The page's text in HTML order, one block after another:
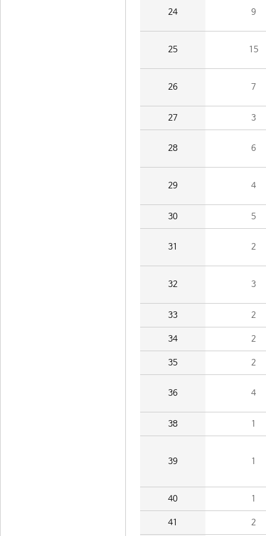
24 9
25 15
26 7
27 3
28 6
29 4
30 5
31 2
32 3
33 2
34 2
35 2
36 4
38 1
39 1
40 1
41 2